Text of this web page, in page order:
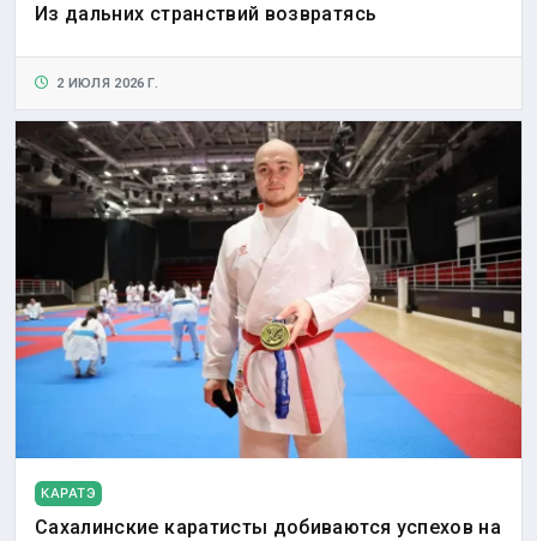
Из дальних странствий возвратясь
2 ИЮЛЯ 2026 Г.
КАРАТЭ
Сахалинские каратисты добиваются успехов на